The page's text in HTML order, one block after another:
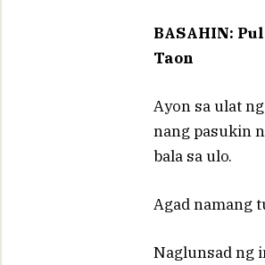
BASAHIN:
Taon
Ayon sa ulat
nang pasukin
bala sa ulo.
Agad namang
Naglunsad ng